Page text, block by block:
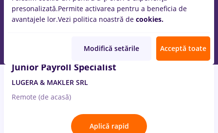
locuri de muncajurnalism pr inRemote (de acasa)
Junior Payroll Specialist
LUGERA & MAKLER SRL
Remote (de acasă)
Aplică rapid
presonalizată.Permite activarea pentru a beneficia de
avantajele lor.Vezi politica noastră de cookies.
Modifică setările Acceptă toate